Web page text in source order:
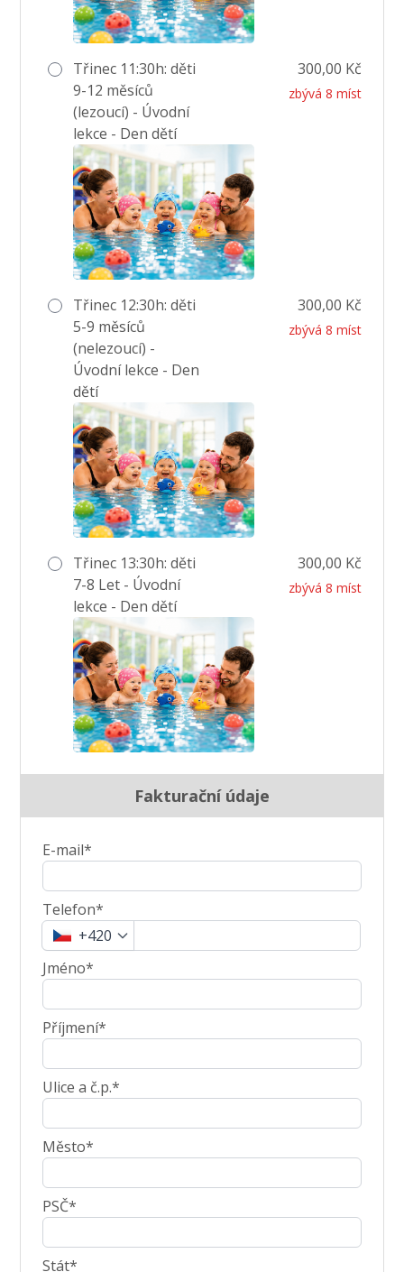
Třinec 11:30h: děti
9-12 měsíců
(lezoucí) - Úvodní
lekce - Den dětí
zbývá 8 míst
300,00 Kč
Třinec 12:30h: děti
5-9 měsíců
(nelezoucí) -
Úvodní lekce - Den
dětí
zbývá 8 míst
300,00 Kč
Třinec 13:30h: děti
7-8 Let - Úvodní
lekce - Den dětí
zbývá 8 míst
300,00 Kč
Fakturační údaje
E-mail*
Telefon*
+420
Jméno*
Příjmení*
Ulice a č.p.*
Město*
PSČ*
Stát*